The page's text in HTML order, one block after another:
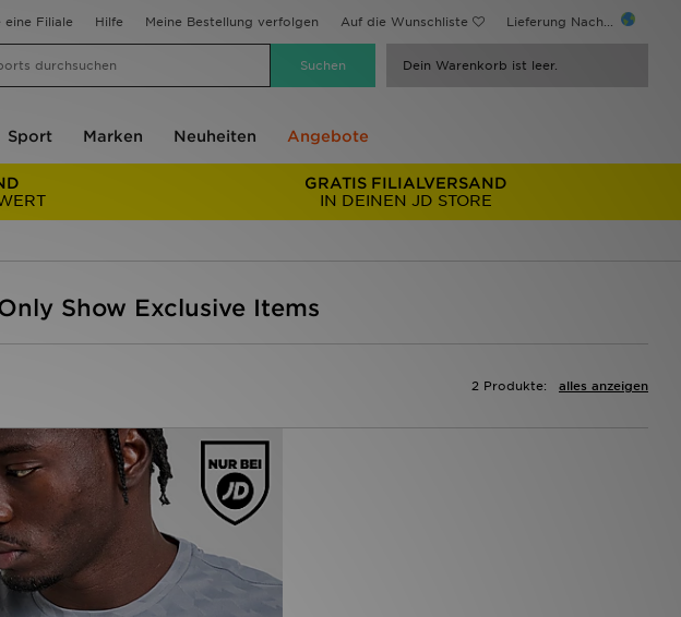
eine Filiale Hilfe Meine Bestellung verfolgen Auf die Wunschliste Lieferung Nach...
Dein Warenkorb ist leer.
Sport Marken Neuheiten Angebote
GRATIS FILIALVERSAND
IN DEINEN JD STORE
Show Exclusive Items
alles anzeigen
2 Produkte: